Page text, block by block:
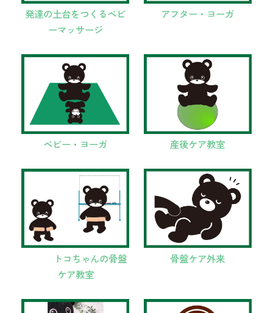
発達の土台をつくるベビ
ーマッサージ
アフター・ヨーガ
ベビー・ヨーガ 産後ケア教室
トコちゃんの骨盤
ケア教室
骨盤ケア外来